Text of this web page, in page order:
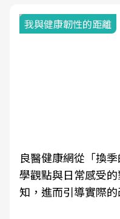
我與健康韌性的距離
良醫健康網從「換
學觀點與日常感受
知，進而引導實際的